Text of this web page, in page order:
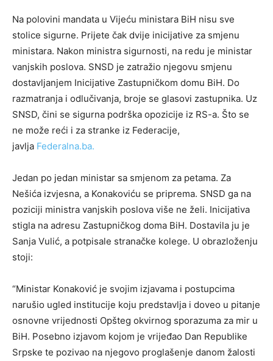
Na polovini mandata u Vijeću ministara BiH nisu sve
stolice sigurne. Prijete čak dvije inicijative za smjenu
ministara. Nakon ministra sigurnosti, na redu je ministar
vanjskih poslova. SNSD je zatražio njegovu smjenu
dostavljanjem Inicijative Zastupničkom domu BiH. Do
razmatranja i odlučivanja, broje se glasovi zastupnika. Uz
SNSD, čini se sigurna podrška opozicije iz RS-a. Što se
ne može reći i za stranke iz Federacije,
javlja Federalna.ba.
Jedan po jedan ministar sa smjenom za petama. Za
Nešića izvjesna, a Konakoviću se priprema. SNSD ga na
poziciji ministra vanjskih poslova više ne želi. Inicijativa
stigla na adresu Zastupničkog doma BiH. Dostavila ju je
Sanja Vulić, a potpisale stranačke kolege. U obrazloženju
stoji:
“Ministar Konaković je svojim izjavama i postupcima
narušio ugled institucije koju predstavlja i doveo u pitanje
osnovne vrijednosti Opšteg okvirnog sporazuma za mir u
BiH. Posebno izjavom kojom je vrijeđao Dan Republike
Srpske te pozivao na njegovo proglašenje danom žalosti